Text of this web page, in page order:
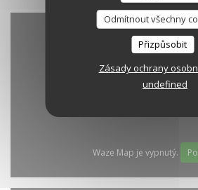
Odmítnout všechny
Přizpůsobit
Zásady ochrany
undefined
Waze Map je vypnutý.